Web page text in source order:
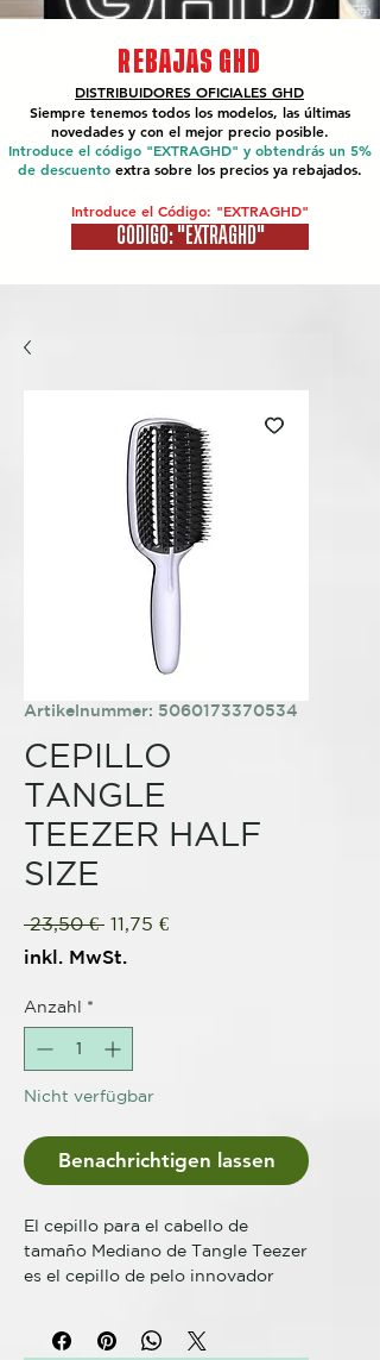
REBAJAS GHD
DISTRIBUIDORES OFICIALES GHD
Siempre tenemos todos los modelos, las últimas
novedades y con el mejor precio posible.
Introduce el código "EXTRAGHD" y obtendrás un 5%
de descuento extra sobre los precios ya rebajados.
Introduce el Código: "EXTRAGHD"
CÓDIGO: "EXTRAGHD"
Artikelnummer: 5060173370534
CEPILLO
TANGLE
TEEZER HALF
SIZE
23,50 € Standardpreis
11,75 €Sale-
inkl. MwSt.
Anzahl *
Nicht verfügbar
Benachrichtigen lassen
El cepillo para el cabello de
tamaño Mediano de Tangle Teezer
es el cepillo de pelo innovador